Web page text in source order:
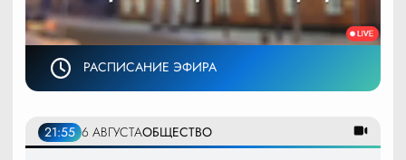
РАСПИСАНИЕ ЭФИРА
21:55 6 АВГУСТАОБЩЕСТВО